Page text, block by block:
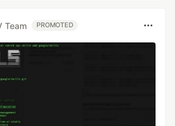
Team PROMOTED